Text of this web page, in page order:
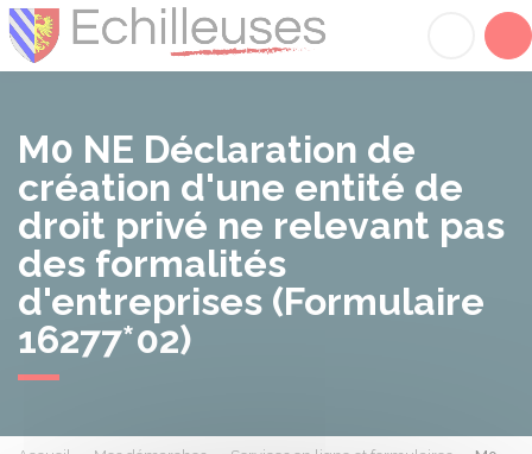
M0 NE Déclaration de
création d'une entité de
droit privé ne relevant pas
des formalités
d'entreprises (Formulaire
16277*02)